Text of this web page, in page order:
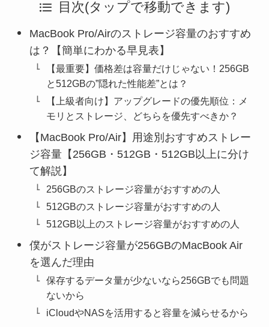
目次(タップで移動できます)
MacBook Pro/Airのストレージ容量のおすすめ
は？【簡単にわかる早見表】
【最重要】価格差は容量だけじゃない！256GB
と512GBの”隠れた性能差”とは？
【上級者向け】アップグレードの優先順位：メ
モリとストレージ、どちらを優先すべきか？
【MacBook Pro/Air】用途別おすすめストレー
ジ容量【256GB・512GB・512GB以上に分け
て解説】
256GBのストレージ容量がおすすめの人
512GBのストレージ容量がおすすめの人
512GB以上のストレージ容量がおすすめの人
僕がストレージ容量が256GBのMacBook Air
を選んだ理由
保存するデータ量が少ないなら256GBでも問題
ないから
iCloudやNASを活用すると容量を減らせるから